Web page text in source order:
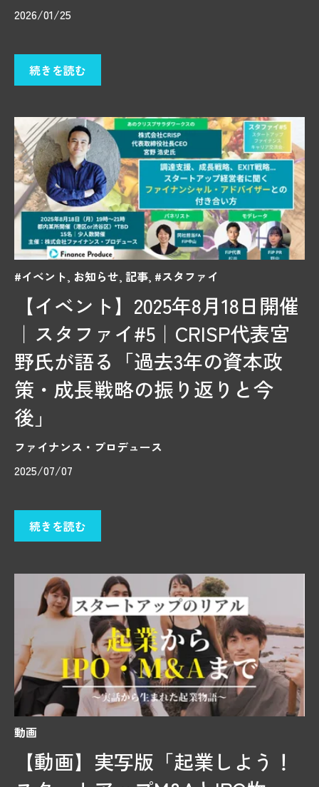
2026/01/25
続きを読む
#イベント, お知らせ, 記事, #スタファイ
【イベント】2025年8月18日開催
｜スタファイ#5｜CRISP代表宮
野氏が語る「過去3年の資本政
策・成長戦略の振り返りと今
後」
ファイナンス・プロデュース
2025/07/07
続きを読む
動画
【動画】実写版「起業しよう！